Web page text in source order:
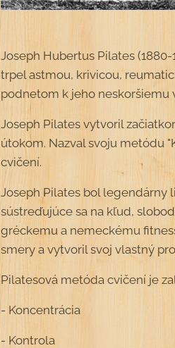
Joseph Hubertus Pilates
trpel astmou, krivicou,
podnetom k jeho neskoršiemu
Joseph Pilates vytvoril
útokom. Nazval svoju metódu
cvičení.
Joseph Pilates bol legendárny
sústreďujúce sa na kľud,
gréckemu a nemeckému
smery a vytvoril svoj vlastný
Pilatesová metóda cvičení je
- Koncentrácia
- Kontrola